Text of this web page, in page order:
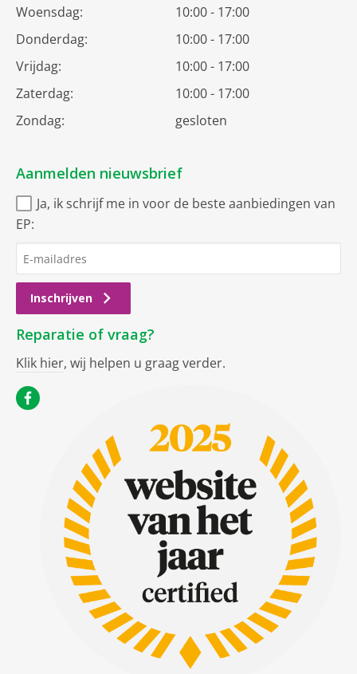
Woensdag:
10:00 - 17:00
Donderdag:
10:00 - 17:00
Vrijdag:
10:00 - 17:00
Zaterdag:
10:00 - 17:00
Zondag:
gesloten
Aanmelden nieuwsbrief
Ja, ik schrijf me in voor de beste aanbiedingen van
EP:
Inschrijven
Reparatie of vraag?
Klik hier, wij helpen u graag verder.